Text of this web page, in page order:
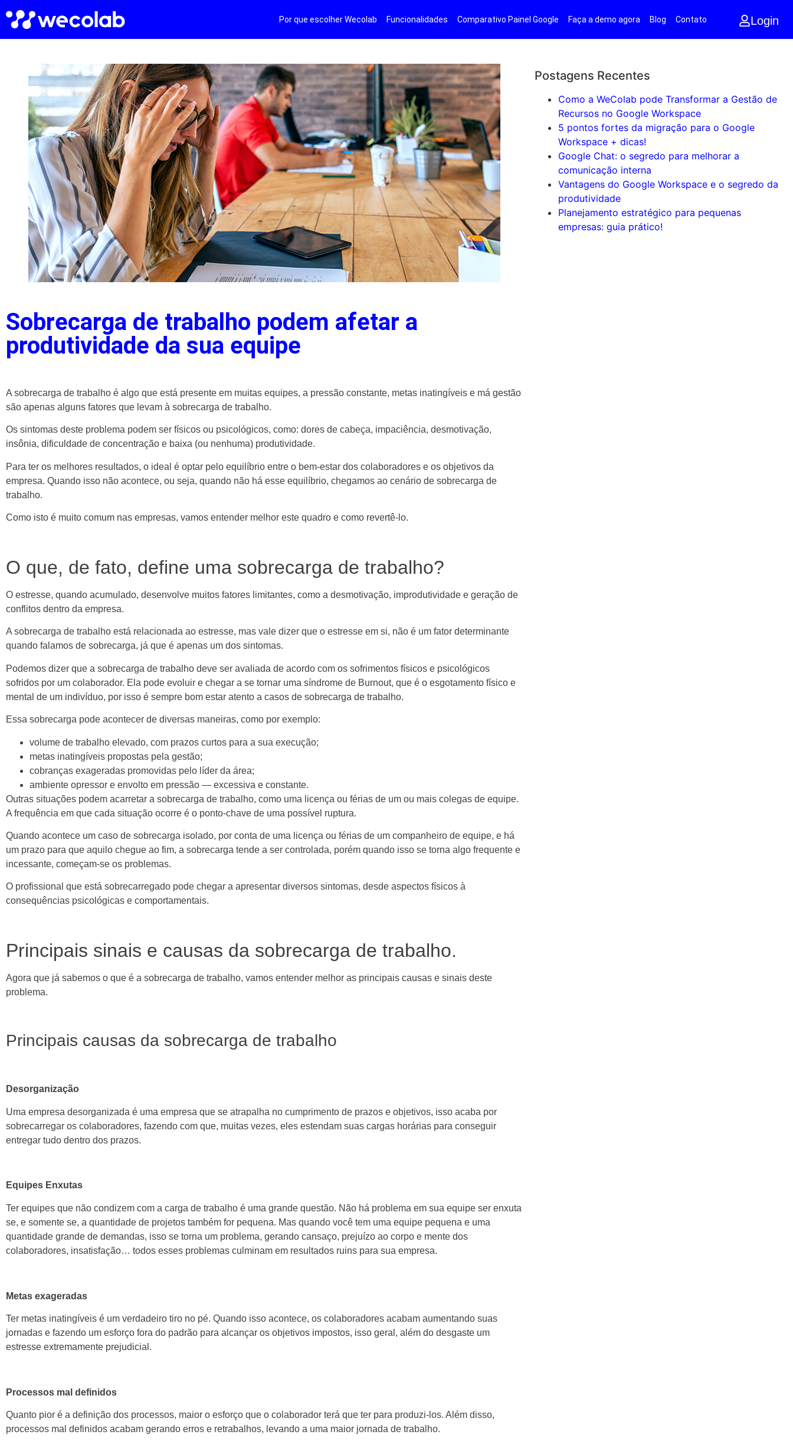
Por que escolher Wecolab Funcionalidades Comparativo Painel Google Faça a demo agora Blog Contato Login
Sobrecarga de trabalho podem afetar a
produtividade da sua equipe
A sobrecarga de trabalho é algo que está presente em muitas equipes, a pressão constante, metas inatingíveis e má gestão
são apenas alguns fatores que levam à sobrecarga de trabalho.
Os sintomas deste problema podem ser físicos ou psicológicos, como: dores de cabeça, impaciência, desmotivação,
insônia, dificuldade de concentração e baixa (ou nenhuma) produtividade.
Para ter os melhores resultados, o ideal é optar pelo equilíbrio entre o bem-estar dos colaboradores e os objetivos da
empresa. Quando isso não acontece, ou seja, quando não há esse equilíbrio, chegamos ao cenário de sobrecarga de
trabalho.
Como isto é muito comum nas empresas, vamos entender melhor este quadro e como revertê-lo.
O que, de fato, define uma sobrecarga de trabalho?
O estresse, quando acumulado, desenvolve muitos fatores limitantes, como a desmotivação, improdutividade e geração de
conflitos dentro da empresa.
A sobrecarga de trabalho está relacionada ao estresse, mas vale dizer que o estresse em si, não é um fator determinante
quando falamos de sobrecarga, já que é apenas um dos sintomas.
Podemos dizer que a sobrecarga de trabalho deve ser avaliada de acordo com os sofrimentos físicos e psicológicos
sofridos por um colaborador. Ela pode evoluir e chegar a se tornar uma síndrome de Burnout, que é o esgotamento físico e
mental de um indivíduo, por isso é sempre bom estar atento a casos de sobrecarga de trabalho.
Essa sobrecarga pode acontecer de diversas maneiras, como por exemplo:
volume de trabalho elevado, com prazos curtos para a sua execução;
metas inatingíveis propostas pela gestão;
cobranças exageradas promovidas pelo líder da área;
ambiente opressor e envolto em pressão — excessiva e constante.
Outras situações podem acarretar a sobrecarga de trabalho, como uma licença ou férias de um ou mais colegas de equipe.
A frequência em que cada situação ocorre é o ponto-chave de uma possível ruptura.
Quando acontece um caso de sobrecarga isolado, por conta de uma licença ou férias de um companheiro de equipe, e há
um prazo para que aquilo chegue ao fim, a sobrecarga tende a ser controlada, porém quando isso se torna algo frequente e
incessante, começam-se os problemas.
O profissional que está sobrecarregado pode chegar a apresentar diversos sintomas, desde aspectos físicos à
consequências psicológicas e comportamentais.
Principais sinais e causas da sobrecarga de trabalho.
Agora que já sabemos o que é a sobrecarga de trabalho, vamos entender melhor as principais causas e sinais deste
problema.
Principais causas da sobrecarga de trabalho
Desorganização
Uma empresa desorganizada é uma empresa que se atrapalha no cumprimento de prazos e objetivos, isso acaba por
sobrecarregar os colaboradores, fazendo com que, muitas vezes, eles estendam suas cargas horárias para conseguir
entregar tudo dentro dos prazos.
Equipes Enxutas
Ter equipes que não condizem com a carga de trabalho é uma grande questão. Não há problema em sua equipe ser enxuta
se, e somente se, a quantidade de projetos também for pequena. Mas quando você tem uma equipe pequena e uma
quantidade grande de demandas, isso se torna um problema, gerando cansaço, prejuízo ao corpo e mente dos
colaboradores, insatisfação… todos esses problemas culminam em resultados ruins para sua empresa.
Metas exageradas
Ter metas inatingíveis é um verdadeiro tiro no pé. Quando isso acontece, os colaboradores acabam aumentando suas
jornadas e fazendo um esforço fora do padrão para alcançar os objetivos impostos, isso geral, além do desgaste um
estresse extremamente prejudicial.
Processos mal definidos
Quanto pior é a definição dos processos, maior o esforço que o colaborador terá que ter para produzi-los. Além disso,
processos mal definidos acabam gerando erros e retrabalhos, levando a uma maior jornada de trabalho.
Postagens Recentes
Como a WeColab pode Transformar a Gestão de
Recursos no Google Workspace
5 pontos fortes da migração para o Google
Workspace + dicas!
Google Chat: o segredo para melhorar a
comunicação interna
Vantagens do Google Workspace e o segredo da
produtividade
Planejamento estratégico para pequenas
empresas: guia prático!